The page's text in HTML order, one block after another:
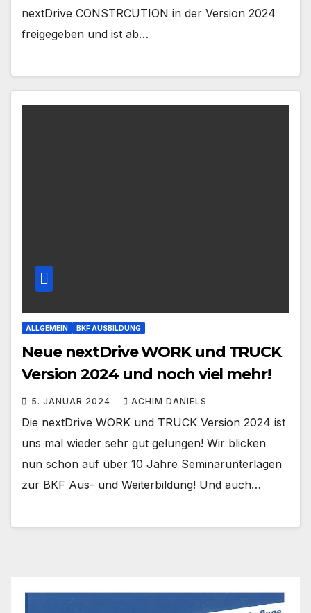
nextDrive CONSTRCUTION in der Version 2024
freigegeben und ist ab…
ALLGEMEIN BKF AUSBILDUNG
Neue nextDrive WORK und TRUCK
Version 2024 und noch viel mehr!
5. JANUAR 2024 ACHIM DANIELS
Die nextDrive WORK und TRUCK Version 2024 ist
uns mal wieder sehr gut gelungen! Wir blicken
nun schon auf über 10 Jahre Seminarunterlagen
zur BKF Aus- und Weiterbildung! Und auch…